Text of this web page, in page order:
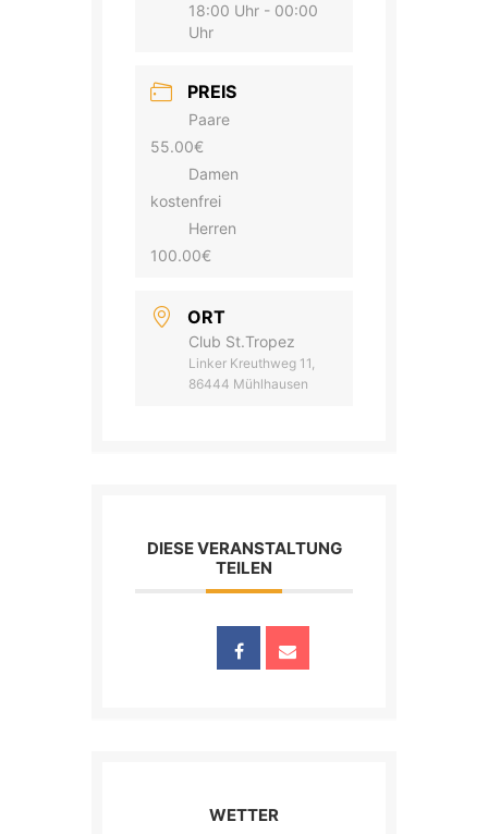
18:00 Uhr - 00:00
Uhr
PREIS
Paare
55.00€
Damen
kostenfrei
Herren
100.00€
ORT
Club St.Tropez
Linker Kreuthweg 11,
86444 Mühlhausen
DIESE VERANSTALTUNG
TEILEN
WETTER